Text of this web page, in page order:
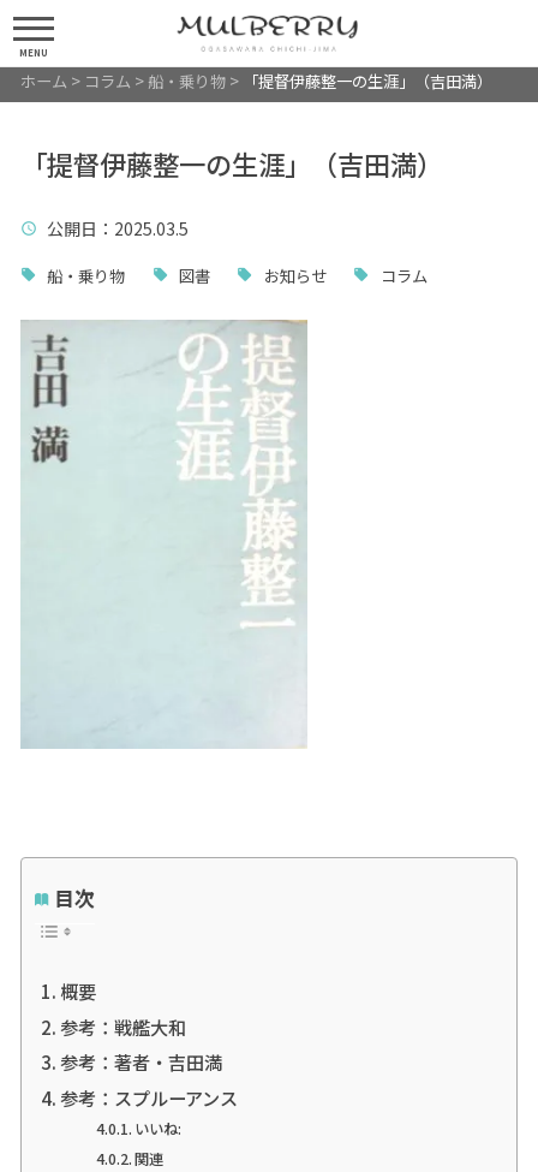
MENU
ホーム > コラム >船・乗り物> 「提督伊藤整一の生涯」（吉田満）
「提督伊藤整一の生涯」（吉田満）
公開日 ：2025.03.5
船・乗り物 図書 お知らせ コラム
目次
概要
参考：戦艦大和
参考：著者・吉田満
参考：スプルーアンス
いいね:
関連